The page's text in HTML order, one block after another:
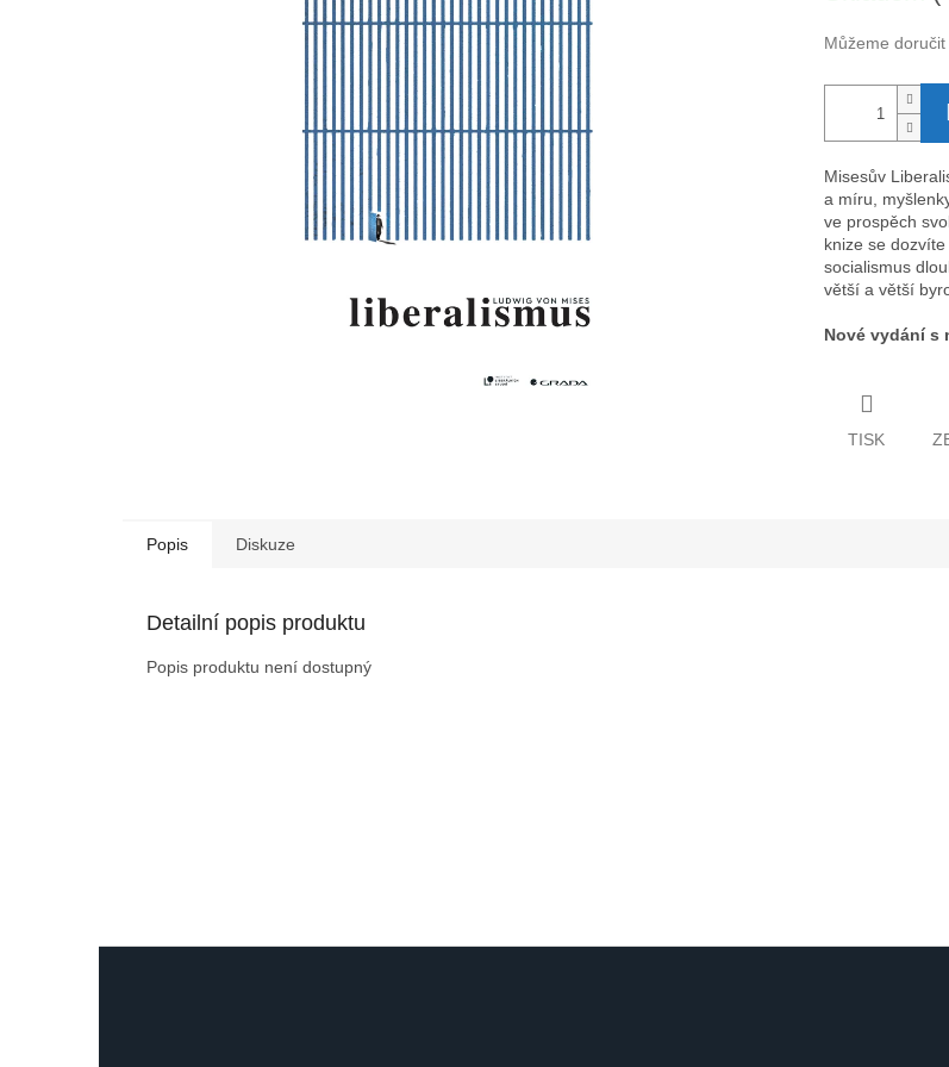
Můžeme doručit
Misesův
a míru,
ve prospěch
knize se
socialismus
větší a větší
Nové vydání s
TISK
Popis Diskuze
Detailní popis produktu
Popis produktu není dostupný